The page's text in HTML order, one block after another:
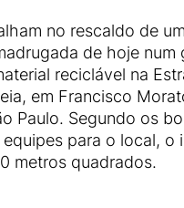
no rescaldo de
de hoje num
reciclável na
em Francisco
Paulo. Segundo os
para o local, o
metros quadrados.